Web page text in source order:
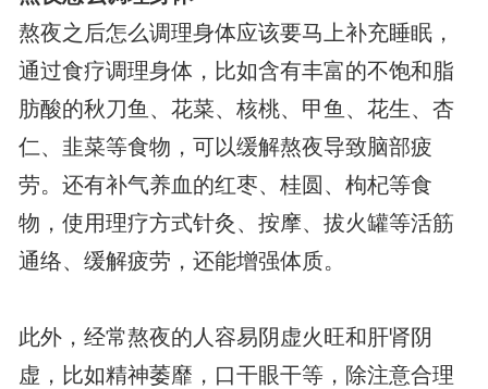
熬夜之后怎么调理身体应该要马上补充睡眠，
通过食疗调理身体，比如含有丰富的不饱和脂
肪酸的秋刀鱼、花菜、核桃、甲鱼、花生、杏
仁、韭菜等食物，可以缓解熬夜导致脑部疲
劳。还有补气养血的红枣、桂圆、枸杞等食
物，使用理疗方式针灸、按摩、拔火罐等活筋
通络、缓解疲劳，还能增强体质。
此外，经常熬夜的人容易阴虚火旺和肝肾阴
虚，比如精神萎靡，口干眼干等，除注意合理